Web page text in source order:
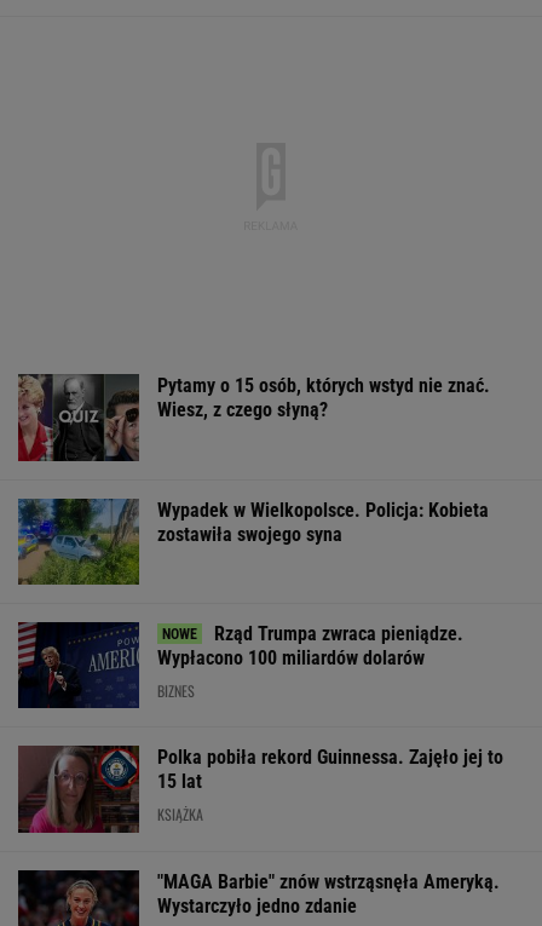
Pytamy o 15 osób, których wstyd nie znać.
Wiesz, z czego słyną?
Wypadek w Wielkopolsce. Policja: Kobieta
zostawiła swojego syna
Rząd Trumpa zwraca pieniądze.
Wypłacono 100 miliardów dolarów
BIZNES
Polka pobiła rekord Guinnessa. Zajęło jej to
15 lat
KSIĄŻKA
"MAGA Barbie" znów wstrząsnęła Ameryką.
Wystarczyło jedno zdanie